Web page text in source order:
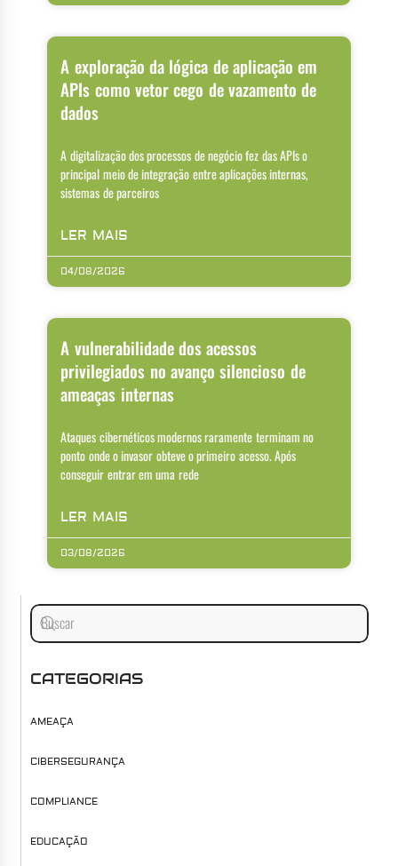
A exploração da lógica de aplicação em
APIs como vetor cego de vazamento de
dados
A digitalização dos processos de negócio fez das APIs o
principal meio de integração entre aplicações internas,
sistemas de parceiros
LER MAIS
04/08/2026
A vulnerabilidade dos acessos
privilegiados no avanço silencioso de
ameaças internas
Ataques cibernéticos modernos raramente terminam no
ponto onde o invasor obteve o primeiro acesso. Após
conseguir entrar em uma rede
LER MAIS
03/08/2026
CATEGORIAS
AMEAÇA
CIBERSEGURANÇA
COMPLIANCE
EDUCAÇÃO